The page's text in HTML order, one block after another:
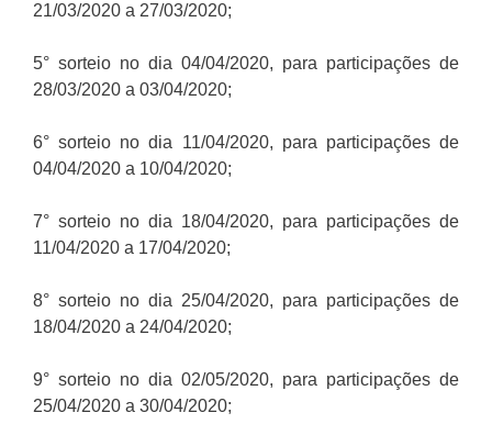
21/03/2020 a 27/03/2020;
5° sorteio no dia 04/04/2020, para participações de
28/03/2020 a 03/04/2020;
6° sorteio no dia 11/04/2020, para participações de
04/04/2020 a 10/04/2020;
7° sorteio no dia 18/04/2020, para participações de
11/04/2020 a 17/04/2020;
8° sorteio no dia 25/04/2020, para participações de
18/04/2020 a 24/04/2020;
9° sorteio no dia 02/05/2020, para participações de
25/04/2020 a 30/04/2020;